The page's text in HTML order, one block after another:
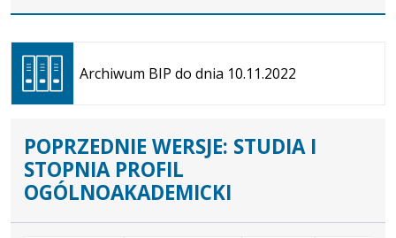
Archiwum BIP do dnia 10.11.2022
Otwiera
się w
nowej
karcie
POPRZEDNIE WERSJE: STUDIA I
STOPNIA PROFIL
OGÓLNOAKADEMICKI